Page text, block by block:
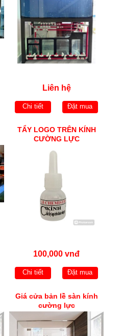
Liên hệ
Chi tiết Đặt mua
TẨY LOGO TRÊN KÍNH
CƯỜNG LỰC
100,000 vnđ
Chi tiết Đặt mua
Giá cửa bản lề sàn kính
cường lực